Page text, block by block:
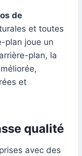
de
et toutes
plan joue un
plan, la
et
qualité
avec des